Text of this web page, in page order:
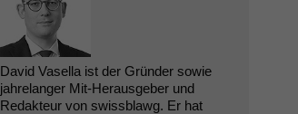
David Vasella ist der Gründer sowie
jahrelanger Mit-Herausgeber und
Redakteur von swissblawg. Er hat